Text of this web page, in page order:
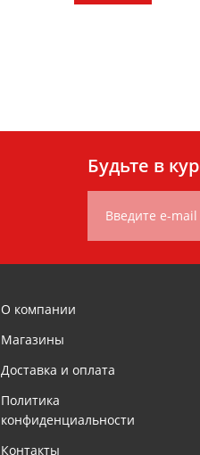
Будьте в
Введите e-mail
О компании
Магазины
Доставка и оплата
Политика
конфиденциальности
Контакты